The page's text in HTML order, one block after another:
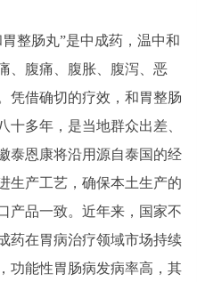
整肠丸”是中成药，温中和
、腹痛、腹胀、腹泻、恶
凭借确切的疗效，和胃整肠
十多年，是当地群众出差、
泰恩康将沿用源自泰国的经
生产工艺，确保本土生产的
产品一致。近年来，国家不
药在胃病治疗领域市场持续
功能性胃肠病发病率高，其